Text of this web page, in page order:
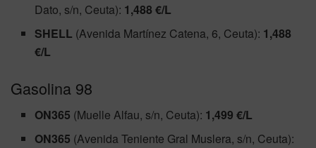
Dato, s/n, Ceuta): 1,488 €/L
SHELL (Avenida Martínez Catena, 6, Ceuta): 1,488
€/L
Gasolina 98
ON365 (Muelle Alfau, s/n, Ceuta): 1,499 €/L
ON365 (Avenida Teniente Gral Muslera, s/n, Ceuta):